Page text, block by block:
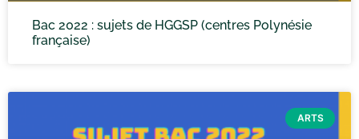
Bac 2022 : sujets de HGGSP (centres Polynésie
française)
ARTS